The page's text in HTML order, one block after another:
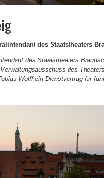
des Staatstheaters
des Staatstheaters
des
Wolff ein Dienstvertrag für